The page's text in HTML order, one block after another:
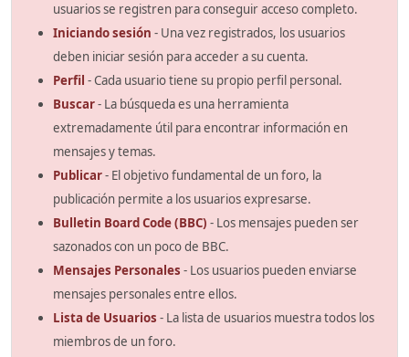
usuarios se registren para conseguir acceso completo.
Iniciando sesión - Una vez registrados, los usuarios
deben iniciar sesión para acceder a su cuenta.
Perfil - Cada usuario tiene su propio perfil personal.
Buscar- La búsqueda es una herramienta
extremadamente útil para encontrar información en
mensajes y temas.
Publicar- El objetivo fundamental de un foro, la
publicación permite a los usuarios expresarse.
Bulletin Board Code (BBC) - Los mensajes pueden ser
sazonados con un poco de BBC.
Mensajes Personales - Los usuarios pueden enviarse
mensajes personales entre ellos.
Lista de Usuarios - La lista de usuarios muestra todos los
miembros de un foro.